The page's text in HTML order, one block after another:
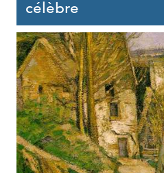
célèbre